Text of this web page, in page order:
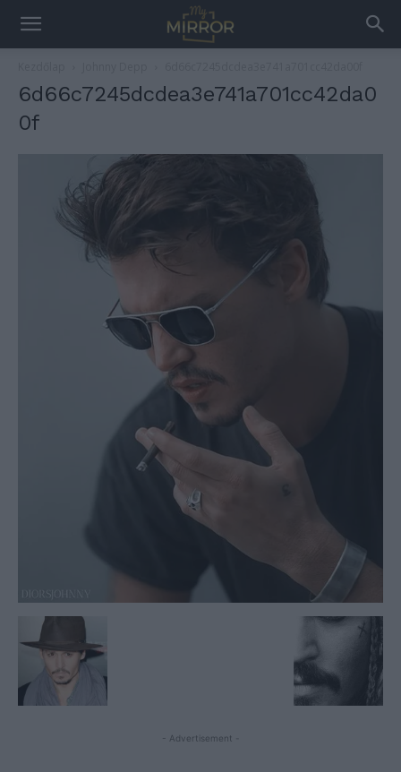
6d66c7245dcdea3e741a701cc42da0
0f
- Advertisement -